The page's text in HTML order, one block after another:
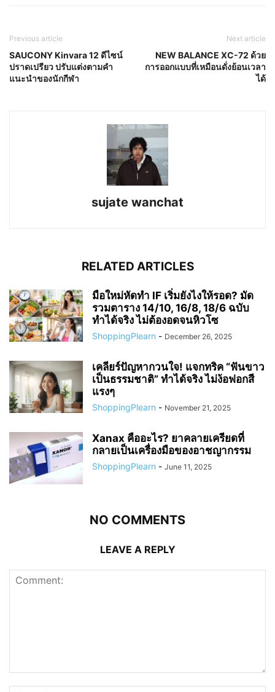
Previous article
SAUCONY Kinvara 12 ดีไซน์
ปราดเปรียว ปรับแต่งตามคำ
แนะนำของนักกีฬา
Next article
NEW BALANCE XC-72 ด้วย
การออกแบบที่เหมือนดั่งย้อนเวลา
ได้
sujate wanchat
RELATED ARTICLES
มือใหม่หัดทำ IF เริ่มยังไงให้รอด? มัด
รวมตาราง 14/10, 16/8, 18/6 ฉบับ
ทำได้จริง ไม่ต้องอดจนหิวโซ
ShoppingPlearn - December 26, 2025
เคลียร์ปัญหากวนใจ! แจกทริค “ฟันขาว
เป็นธรรมชาติ” ทำได้จริง ไม่ง้อฟอกสี
แรงๆ
ShoppingPlearn - November 21, 2025
Xanax คืออะไร? ยาคลายเครียดที่
กลายเป็นเครื่องมือของอาชญากรรม
ShoppingPlearn - June 11, 2025
NO COMMENTS
LEAVE A REPLY